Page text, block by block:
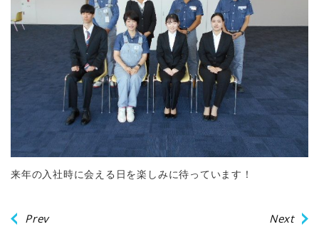
来年の入社時に会える日を楽しみに待っています！
Prev Next